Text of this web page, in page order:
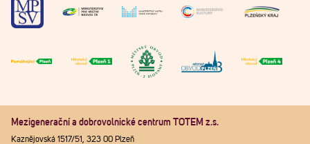
Mezigenerační a dobrovolnické centrum TOTEM z.s.
Kaznějovská 1517/51, 323 00 Plzeň